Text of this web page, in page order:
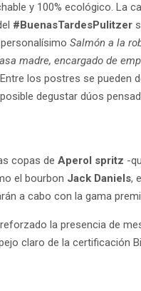
y 100% ecológico. La
#BuenasTardesPulitzer
Salmón a la
madre, encargado de
los postres se pueden
degustar dúos
copas de Aperol spritz -
el bourbon Jack Daniels,
a cabo con la gama
la presencia de
claro de la certificación